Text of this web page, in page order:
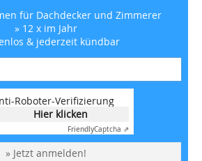
für Dachdecker und Zimmerer
» 12 x im Jahr
& jederzeit kündbar
Roboter-Verifizierung
Hier klicken
FriendlyCaptcha ⇗
» Jetzt anmelden!